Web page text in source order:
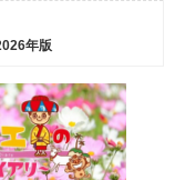
年版